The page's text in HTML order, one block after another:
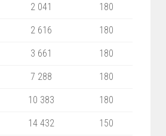
2 041 180
2 616 180
3 661 180
7 288 180
10 383 180
14 432 150